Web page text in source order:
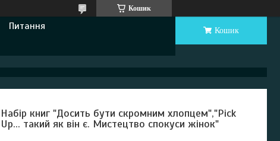
Кошик
Питання
Кошик
Набір книг "Досить бути скромним хлопцем","Pick
Up... такий як він є. Мистецтво спокуси жінок"